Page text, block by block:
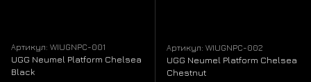
Pumped Slide Tasman Tasman Hybrid
Tazzle
Артикул: WIUGNPC-001
UGG Neumel Platform Chelsea
Black
Артикул: WIUGNPC-002
UGG Neumel Platform Chelsea
Chestnut